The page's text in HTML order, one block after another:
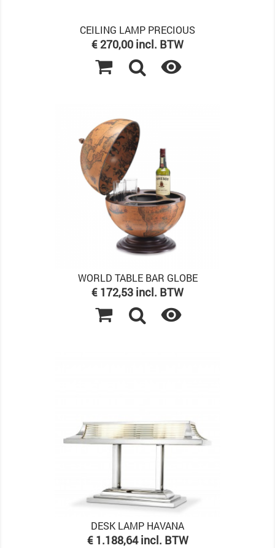
CEILING LAMP PRECIOUS
Prijs
€ 270,00 incl. BTW

WORLD TABLE BAR GLOBE
Prijs
€ 172,53 incl. BTW

DESK LAMP HAVANA
Prijs
€ 1.188,64 incl. BTW